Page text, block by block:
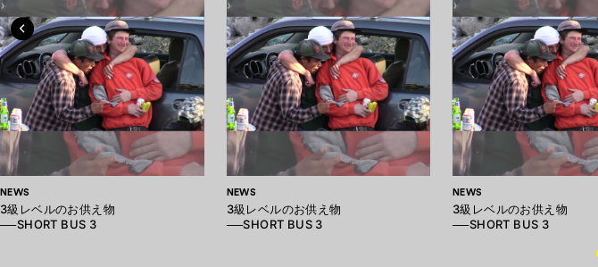
NEWS
3級レベルのお供え物
──SHORT BUS 3
NEWS
3級レベルのお供え物
──SHORT BUS 3
NEWS
3級レベルのお供え物
──SHORT BUS 3